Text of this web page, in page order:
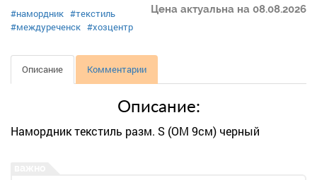
Цена актуальна на 08.08.2026
#намордник #текстиль
#междуреченск #хозцентр
Описание Комментарии
Описание:
Намордник текстиль разм. S (ОМ 9см) черный